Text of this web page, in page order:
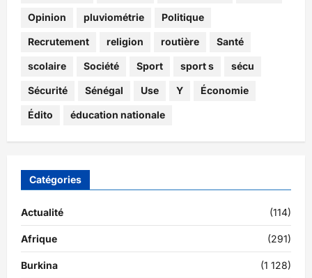
Opinion pluviométrie Politique
Recrutement religion routière Santé
scolaire Société Sport sport s sécu
Sécurité Sénégal Use Y Économie
Édito éducation nationale
Catégories
Actualité (114)
Afrique (291)
Burkina (1 128)